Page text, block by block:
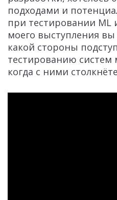
подходами и
при тестировании ML
моего выступления
какой стороны
тестированию
когда с ними